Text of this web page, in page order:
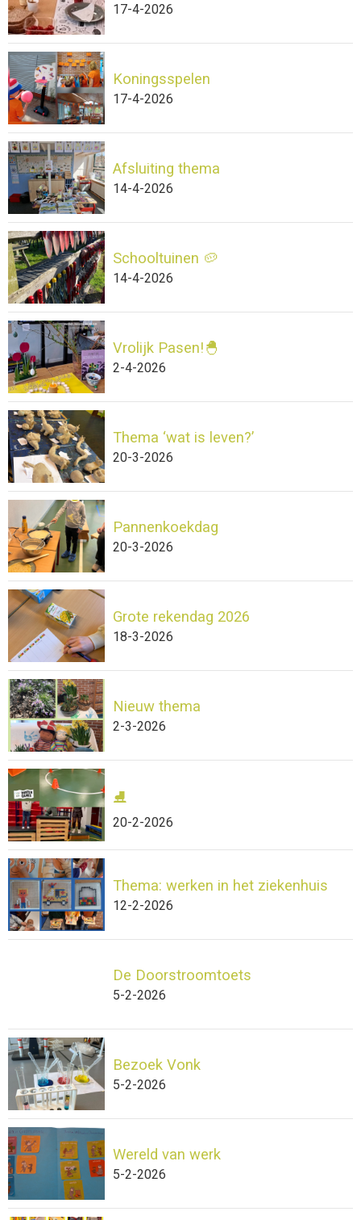
17-4-2026
Koningsspelen
17-4-2026
Afsluiting thema
14-4-2026
Schooltuinen 🥔
14-4-2026
Vrolijk Pasen!🐣
2-4-2026
Thema ‘wat is leven?’
20-3-2026
Pannenkoekdag
20-3-2026
Grote rekendag 2026
18-3-2026
Nieuw thema
2-3-2026
⛸️
20-2-2026
Thema: werken in het ziekenhuis
12-2-2026
De Doorstroomtoets
5-2-2026
Bezoek Vonk
5-2-2026
Wereld van werk
5-2-2026